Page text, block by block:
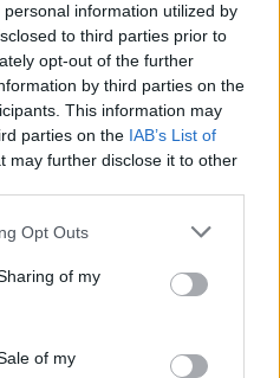
information utilized by
to third parties prior to
opt-out of the further
by third parties on the
This information may
parties on the IAB’s List of
may further disclose it to other
uses one or more Google
behaviour. You may click to
and its third-party tags to
purposes in below Google
Opt Outs
of my
of my
η πιο Εύκολη
σε 2
στα αποτελέσματα